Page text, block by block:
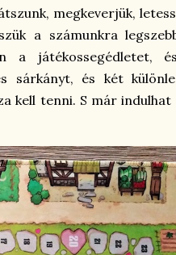
megkeverjük,
a számunkra
a játékossegédletet,
sárkányt, és két
kell tenni. S már indulhat